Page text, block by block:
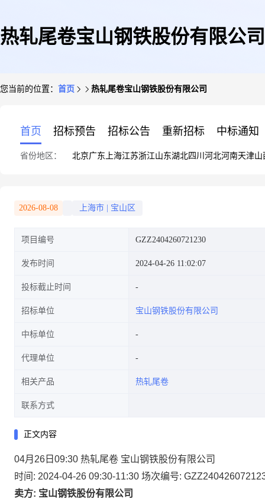
热轧尾卷宝山钢铁股份有限公司
您当前的位置： 首页 热轧尾卷宝山钢铁股份有限公司
首页 招标预告 招标公告 重新招标 中标通知
省份地区： 北京广东 上海江苏浙江山东湖北四川 河北河南天津山
2026-08-08 上海市 宝山区
项目编号 GZZ2404260721230
发布时间 2024-04-26 11:02:07
投标截止时间
招标单位 宝山钢铁股份有限公司
中标单位
代理单位
相关产品 热轧尾卷
联系方式
正文内容
04月26日09:30 热轧尾卷 宝山钢铁股份有限公司
时间: 2024-04-26 09:30-11:30 场次编号:
卖方: 宝山钢铁股份有限公司